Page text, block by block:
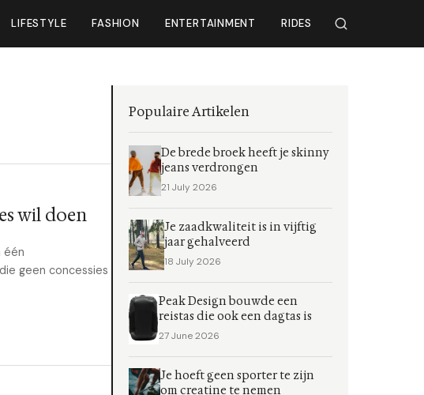
LIFESTYLE FASHION ENTERTAINMENT RIDES
wil doen
één
geen concessies
Populaire Artikelen
De brede broek heeft je skinny
jeans verdrongen
21 July 2026
Je zaadkwaliteit is in vijftig
jaar gehalveerd
18 July 2026
Peak Design bouwde een
reistas die ook een dagtas is
27 June 2026
Je hoeft geen sporter te zijn
om creatine te nemen